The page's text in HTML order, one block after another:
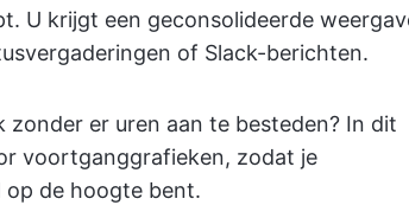
U krijgt een geconsolideerde
of Slack-berichten.
er uren aan te besteden? In dit
voortganggrafieken, zodat je
de hoogte bent.